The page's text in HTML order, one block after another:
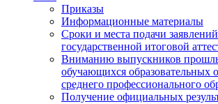
Приказы
Информационные материалы
Сроки и места подачи
государственной итоговой
Вниманию выпускников
обучающихся образовательных
среднего профессионального
Получение официальных